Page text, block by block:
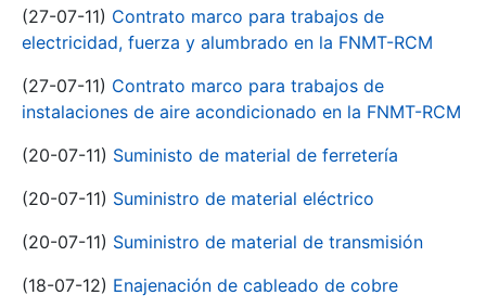
(27-07-11) Contrato marco para trabajos de
electricidad, fuerza y alumbrado en la FNMT-RCM
(27-07-11) Contrato marco para trabajos de
instalaciones de aire acondicionado en la FNMT-RCM
(20-07-11) Suministo de material de ferretería
(20-07-11) Suministro de material eléctrico
(20-07-11) Suministro de material de transmisión
(18-07-12) Enajenación de cableado de cobre